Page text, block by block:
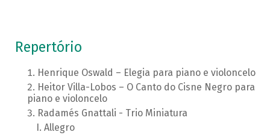
Repertório
Henrique Oswald – Elegia para piano e violoncelo
Heitor Villa-Lobos – O Canto do Cisne Negro para
piano e violoncelo
Radamés Gnattali - Trio Miniatura
Allegro